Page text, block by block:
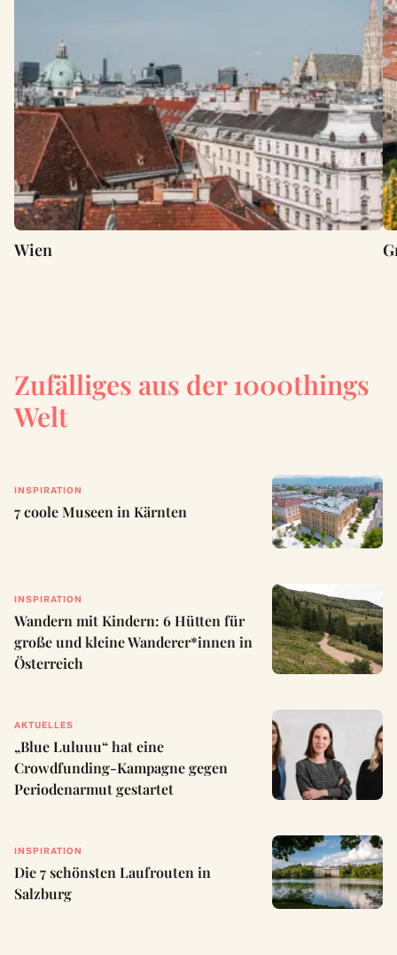
Wien
Zufälliges aus der 1000things
Welt
INSPIRATION
7 coole Museen in Kärnten
INSPIRATION
Wandern mit Kindern: 6 Hütten für
große und kleine Wanderer*innen in
Österreich
AKTUELLES
„Blue Luluuu“ hat eine
Crowdfunding-Kampagne gegen
Periodenarmut gestartet
INSPIRATION
Die 7 schönsten Laufrouten in
Salzburg